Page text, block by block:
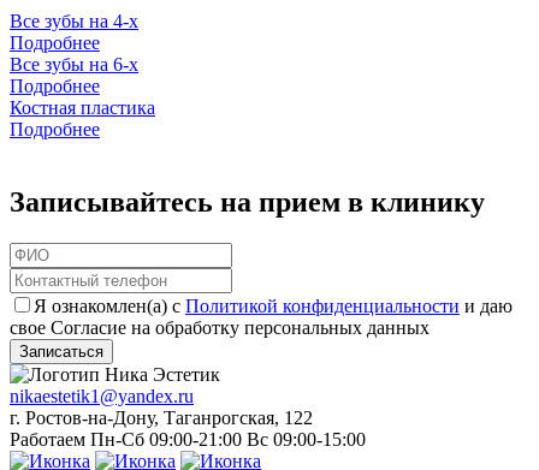
Все зубы на 4-х
Подробнее
Все зубы на 6-х
Подробнее
Костная пластика
Подробнее
Записывайтесь на прием в клинику
Я ознакомлен(а) с Политикой конфиденциальности и даю
свое Согласие на обработку персональных данных
Записаться
nikaestetik1@yandex.ru
г. Ростов-на-Дону, Таганрогская, 122
Работаем Пн-Сб 09:00-21:00 Вс 09:00-15:00